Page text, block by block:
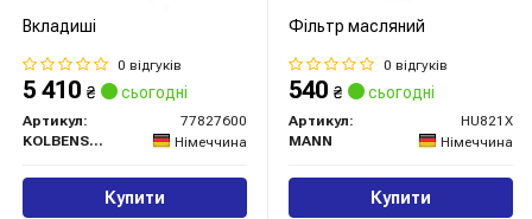
Вкладиші
0 відгуків
5 410 ₴ сьогодні
Артикул:
77827600
KOLBENSCHMIDT
Німеччина
Купити
Фільтр масляний
0 відгуків
540 ₴ сьогодні
Артикул:
HU821X
MANN
Німеччина
Купити